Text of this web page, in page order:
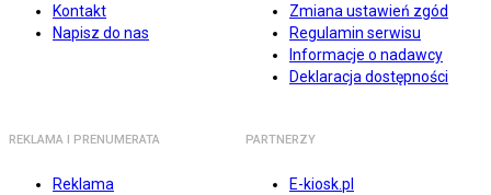
Kontakt
Napisz do nas
Zmiana ustawień zgód
Regulamin serwisu
Informacje o nadawcy
Deklaracja dostępności
REKLAMA I PRENUMERATA
Reklama
PARTNERZY
E-kiosk.pl